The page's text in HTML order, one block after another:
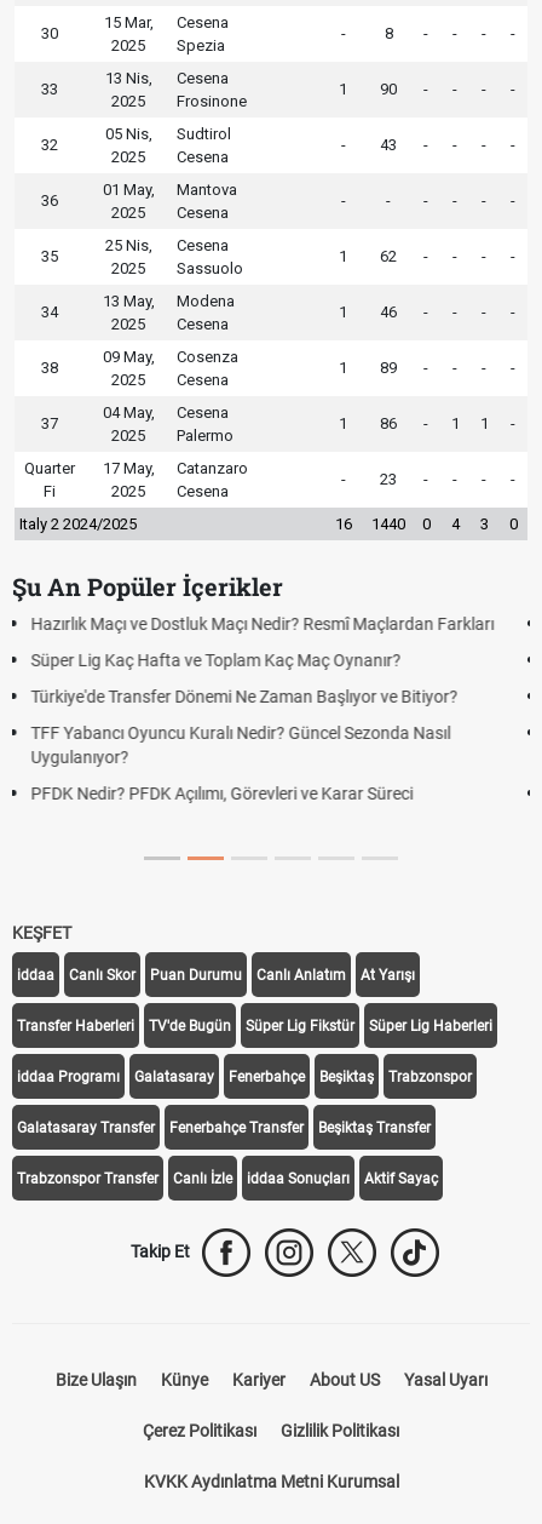
30
15 Mar,
2025
Cesena
Spezia
- 8 - - - -
33
13 Nis,
2025
Cesena
Frosinone
1 90 - - - -
32
05 Nis,
2025
Sudtirol
Cesena
- 43 - - - -
36
01 May,
2025
Mantova
Cesena
- - - - - -
35
25 Nis,
2025
Cesena
Sassuolo
1 62 - - - -
34
13 May,
2025
Modena
Cesena
1 46 - - - -
38
09 May,
2025
Cosenza
Cesena
1 89 - - - -
37
04 May,
2025
Cesena
Palermo
1 86 - 1 1 -
Quarter
Fi
17 May,
2025
Catanzaro
Cesena
- 23 - - - -
Italy 2 2024/2025 16 1440 0 4 3 0
Şu An Popüler İçerikler
Puan Durumunda AG, OM ve Diğer Kısaltmalar Ne Anlama Gelir?
Skor Ne Demek? Sporda Skor ve Sonuç Kavramları
Futbol Nasıl Oynanır? Temel Futbol Kuralları
Deplasman Golü Kuralı Nedir? Hangi Organizasyonlarda
Uygulanıyor?
DGS Sonuçları Ne Zaman Açıklanacak 2026? ÖSYM Sonuç
KEŞFET
iddaa Canlı Skor Puan Durumu Canlı Anlatım At Yarışı
Transfer Haberleri TV'de Bugün Süper Lig Fikstür Süper Lig Haberleri
iddaa Programı Galatasaray Fenerbahçe Beşiktaş Trabzonspor
Galatasaray Transfer Fenerbahçe Transfer Beşiktaş Transfer
Trabzonspor Transfer Canlı İzle iddaa Sonuçları Aktif Sayaç
Takip Et
Bize Ulaşın Künye Kariyer About US Yasal Uyarı
Çerez Politikası Gizlilik Politikası
KVKK Aydınlatma Metni Kurumsal